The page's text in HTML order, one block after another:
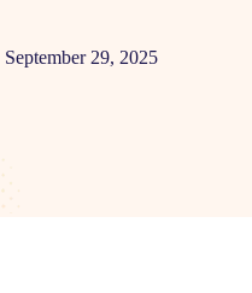
September 29, 2025